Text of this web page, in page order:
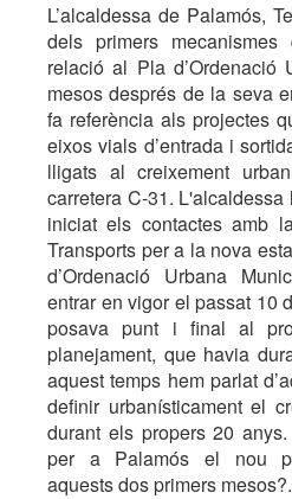
L’alcaldessa de Palamós,
dels primers
relació al Pla d’Ordenació
mesos després de la seva
fa referència als projectes
eixos vials d’entrada i
lligats al creixement
carretera C-31. L'alcaldessa
iniciat els contactes amb
Transports per a la nova
d’Ordenació Urbana
entrar en vigor el passat 10
posava punt i final al
planejament, que havia
aquest temps hem parlat
definir urbanísticament el
durant els propers 20
per a Palamós el nou
aquests dos primers mesos?.